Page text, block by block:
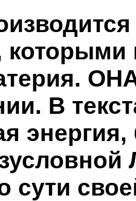
которыми
В
сути